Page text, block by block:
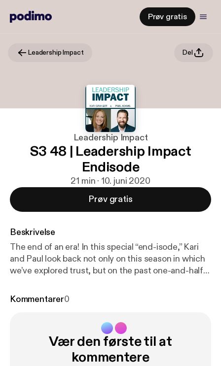
Prøv gratis
Leadership Impact Del
Leadership Impact
S3 48 | Leadership Impact
Endisode
21 min · 10. juni 2020
Prøv gratis
Beskrivelse
The end of an era! In this special “end-isode,” Kari
and Paul look back not only on this season in which
we’ve explored trust, but on the past one-and-half
s://grangernetwork.com/48
Kommentarer0
Vær den første til at
kommentere